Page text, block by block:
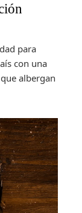
para
con una
albergan